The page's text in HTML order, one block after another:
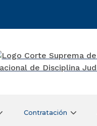
Contratación